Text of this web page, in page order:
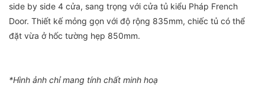
side by side 4 cửa, sang trọng với cửa tủ kiểu Pháp French
Door. Thiết kế mỏng gọn với độ rộng 835mm, chiếc tủ có thể
đặt vừa ở hốc tường hẹp 850mm.
*Hình ảnh chỉ mang tính chất minh hoạ